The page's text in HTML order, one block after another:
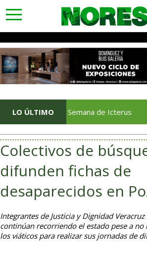
toggle
navigation
LO ÚLTIMO
En Vuelo: Semana de Icterus
Colectivos de
difunden fichas de
desaparecidos en
Integrantes de Justicia y Dignidad
continúan recorriendo el estado pese a no
los viáticos para realizar sus jornadas de